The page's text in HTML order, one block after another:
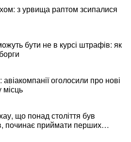
з урвища раптом зсипалися
бути не в курсі штрафів: як
оголосили про нові
що понад століття був
починає приймати перших